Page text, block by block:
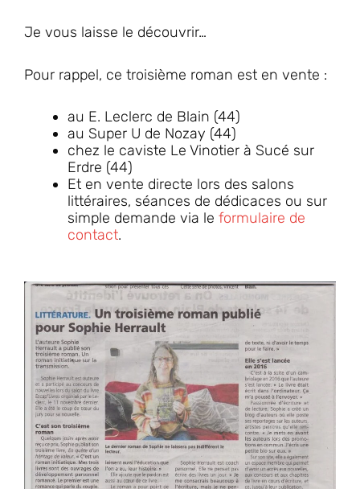
Je vous laisse le découvrir…
Pour rappel, ce troisième roman est en vente :
au E. Leclerc de Blain (44)
au Super U de Nozay (44)
chez le caviste Le Vinotier à Sucé sur
Erdre (44)
Et en vente directe lors des salons
littéraires, séances de dédicaces ou sur
simple demande via le formulaire de
contact.